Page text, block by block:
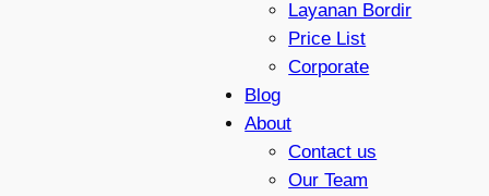
Layanan Bordir
Price List
Corporate
Blog
About
Contact us
Our Team